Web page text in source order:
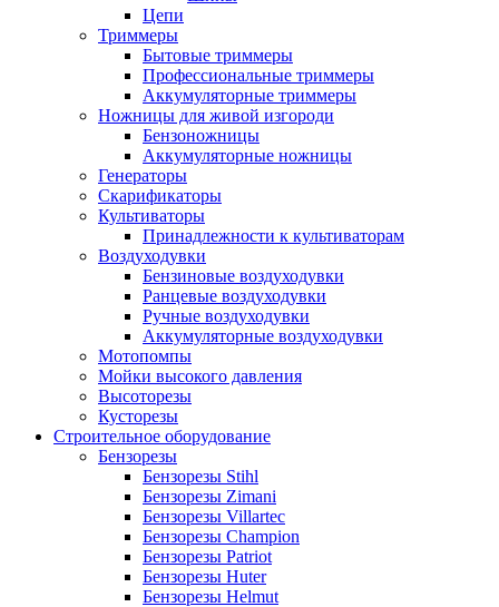
Цепи
Триммеры
Бытовые триммеры
Профессиональные триммеры
Аккумуляторные триммеры
Ножницы для живой изгороди
Бензоножницы
Аккумуляторные ножницы
Генераторы
Скарификаторы
Культиваторы
Принадлежности к культиваторам
Воздуходувки
Бензиновые воздуходувки
Ранцевые воздуходувки
Ручные воздуходувки
Аккумуляторные воздуходувки
Мотопомпы
Мойки высокого давления
Высоторезы
Кусторезы
Строительное оборудование
Бензорезы
Бензорезы Stihl
Бензорезы Zimani
Бензорезы Villartec
Бензорезы Champion
Бензорезы Patriot
Бензорезы Huter
Бензорезы Helmut